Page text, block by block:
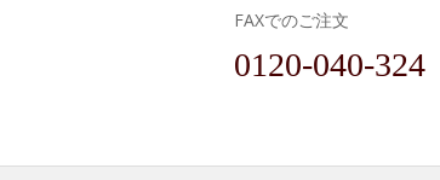
FAXでのご注文
0120-040-324